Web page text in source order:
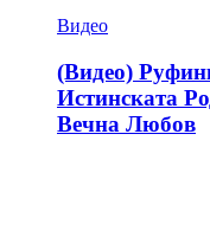
Видео
(Видео)
Истинската
Вечна Любов